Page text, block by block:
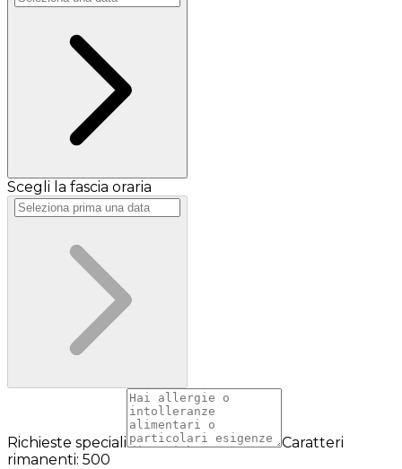
Scegli la fascia oraria
Richieste speciali
Caratteri
rimanenti: 500